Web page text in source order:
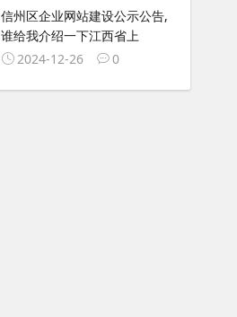
信州区企业网站建设公示公告,
谁给我介绍一下江西省上
2024-12-26
0